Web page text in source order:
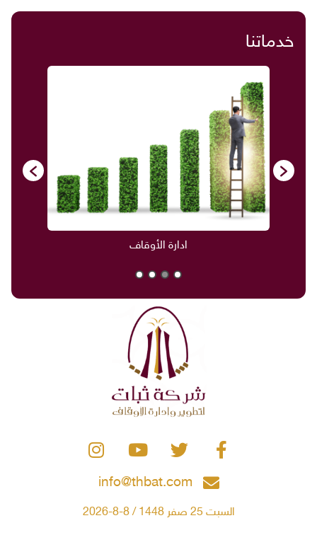
خدماتنا
ادارة الأوقاف
info@thbat.com
السبت 25 صفر 1448 / 8-8-2026